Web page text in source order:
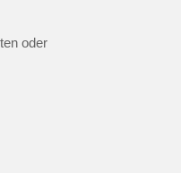
oder